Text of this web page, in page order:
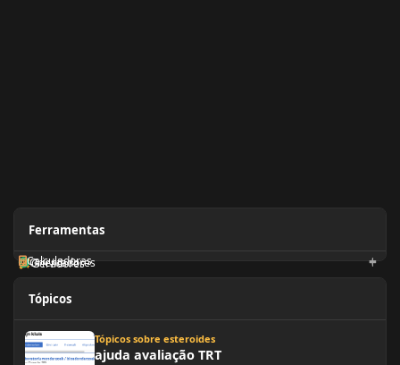
Ferramentas
Geradores
Orientadores
Calculadoras
Tópicos
Tópicos sobre esteroides
ajuda avaliação TRT